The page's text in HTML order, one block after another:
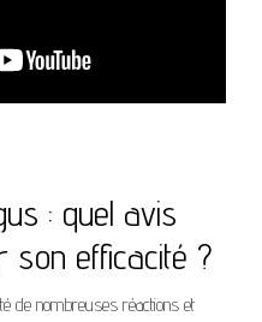
: quel avis
son efficacité ?
de nombreuses réactions et